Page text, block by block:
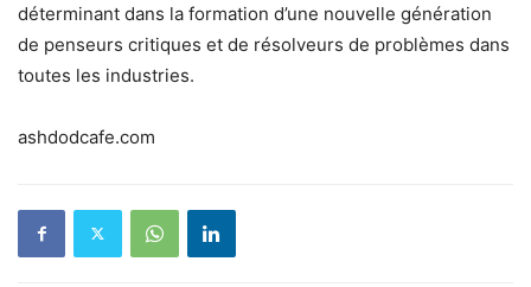
déterminant dans la formation d’une nouvelle génération
de penseurs critiques et de résolveurs de problèmes dans
toutes les industries.
ashdodcafe.com